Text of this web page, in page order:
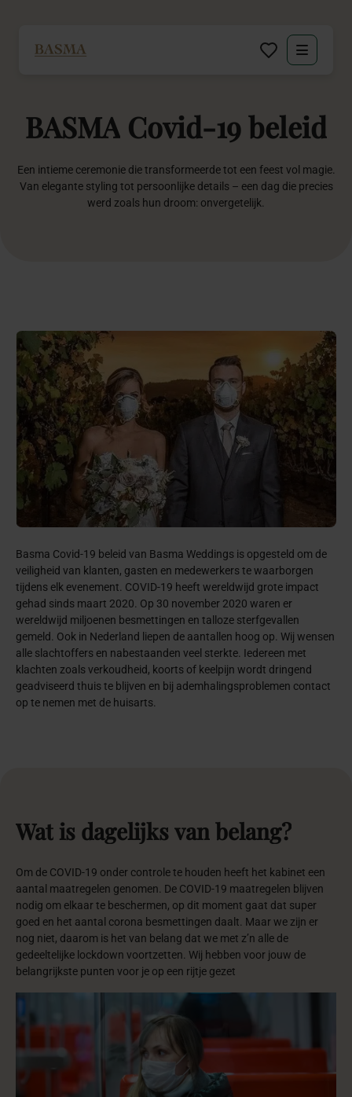
Zakelijk
Decoratie huren
BASMA Covid-19beleid
Een intieme ceremonie die transformeerde tot een feest vol magie.
Van elegante styling tot persoonlijke details – een dag die precies
werd zoals hun droom: onvergetelijk.
Basma Covid-19 beleid van Basma Weddings is opgesteld om de
veiligheid van klanten, gasten en medewerkers te waarborgen
tijdens elk evenement. COVID-19 heeft wereldwijd grote impact
gehad sinds maart 2020. Op 30 november 2020 waren er
wereldwijd miljoenen besmettingen en talloze sterfgevallen
gemeld. Ook in Nederland liepen de aantallen hoog op. Wij wensen
alle slachtoffers en nabestaanden veel sterkte. Iedereen met
klachten zoals verkoudheid, koorts of keelpijn wordt dringend
geadviseerd thuis te blijven en bij ademhalingsproblemen contact
op te nemen met de huisarts.
Wat is dagelijksvanbelang?
Om de COVID-19 onder controle te houden heeft het kabinet een
aantal maatregelen genomen. De COVID-19 maatregelen blijven
nodig om elkaar te beschermen, op dit moment gaat dat super
goed en het aantal corona besmettingen daalt. Maar we zijn er
nog niet, daarom is het van belang dat we met z’n alle de
gedeeltelijke lockdown voortzetten. Wij hebben voor jouw de
belangrijkste punten voor je op een rijtje gezet